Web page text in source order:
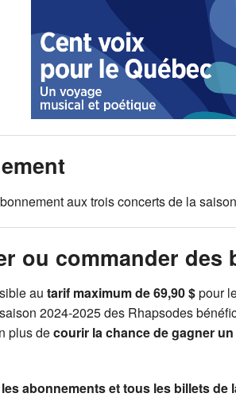
aux trois concerts de la
ou commander des
au tarif maximum de 69,90 $pour
2024‑2025 des Rhapsodes
plus decourir la chance de gagner
abonnements et tous les billets de